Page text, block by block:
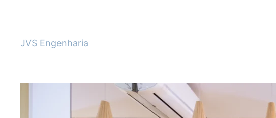
JVS Engenharia